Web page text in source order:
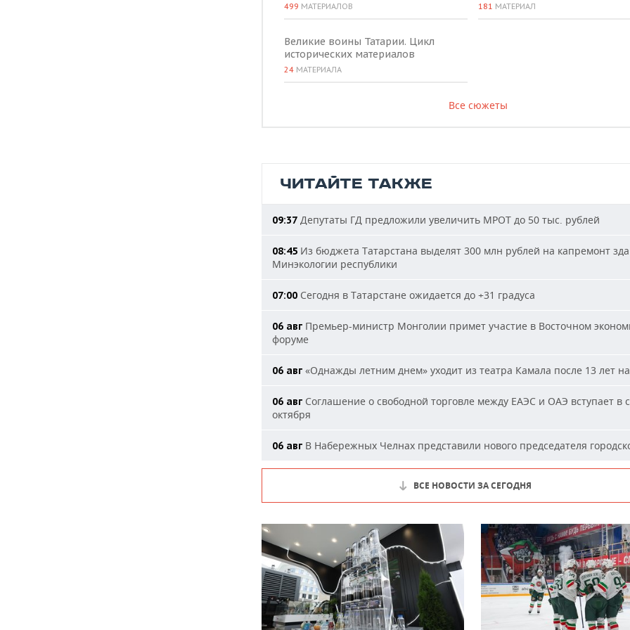
499 МАТЕРИАЛОВ
Великие воины Татарии. Цикл
исторических материалов
24 МАТЕРИАЛА
181 МАТЕРИАЛ
Все сюжеты
ЧИТАЙТЕ ТАКЖЕ
09:37 Депутаты ГД предложили увеличить МРОТ до 50 тыс. рублей
08:45 Из бюджета Татарстана выделят 300 млн рублей на капремонт
Минэкологии республики
07:00 Сегодня в Татарстане ожидается до +31 градуса
06 авг Премьер-министр Монголии примет участие в Восточном
форуме
06 авг «Однажды летним днем» уходит из театра Камала после 13 лет
06 авг Соглашение о свободной торговле между ЕАЭС и ОАЭ вступает в
октября
06 авг В Набережных Челнах представили нового председателя
ВСЕ НОВОСТИ ЗА СЕГОДНЯ